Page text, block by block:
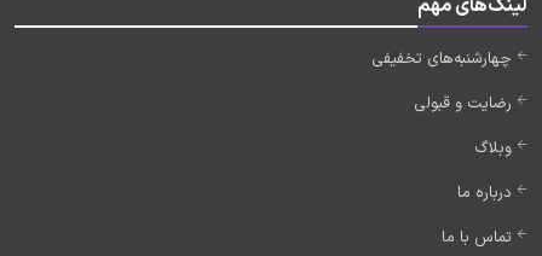
چهارشنبه‌های تخفیفی
رضایت و قبولی
وبلاگ
درباره ما
تماس با ما